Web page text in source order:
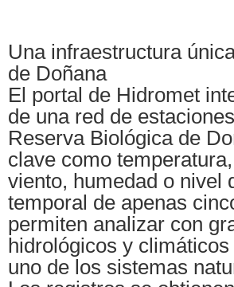
Una infraestructura
de Doñana
El portal de Hidromet
de una red de
Reserva Biológica de
clave como
viento, humedad o nivel
temporal de apenas
permiten analizar con
hidrológicos y
uno de los sistemas